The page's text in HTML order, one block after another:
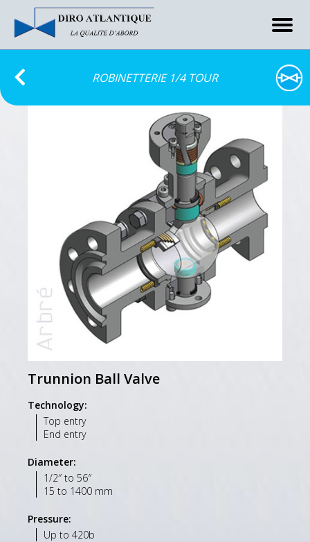
ROBINETTERIE 1/4 TOUR
Trunnion Ball Valve
Technology:
Top entry
End entry
Diameter:
1/2″ to 56″
15 to 1400 mm
Pressure:
Up to 420b